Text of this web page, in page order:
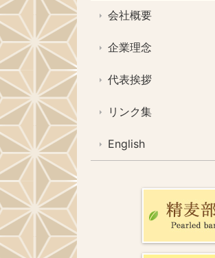
会社概要
企業理念
代表挨拶
リンク集
English